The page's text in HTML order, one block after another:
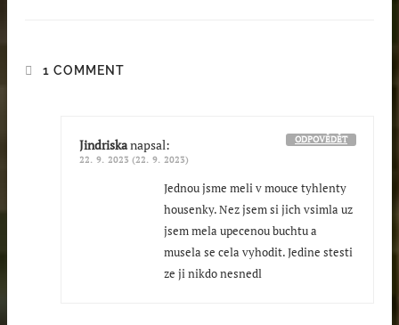
1 COMMENT
Jindriskanapsal:
22. 9. 2023 (22. 9. 2023)
Jednou jsme meli v mouce tyhlenty
housenky. Nez jsem si jich vsimla uz
jsem mela upecenou buchtu a
musela se cela vyhodit. Jedine stesti
ze ji nikdo nesnedl
ODPOVĚDĚT